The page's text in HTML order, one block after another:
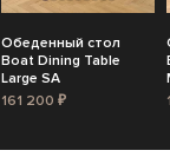
Обеденный стол
Boat Dining Table
Large SA
161 200 ₽